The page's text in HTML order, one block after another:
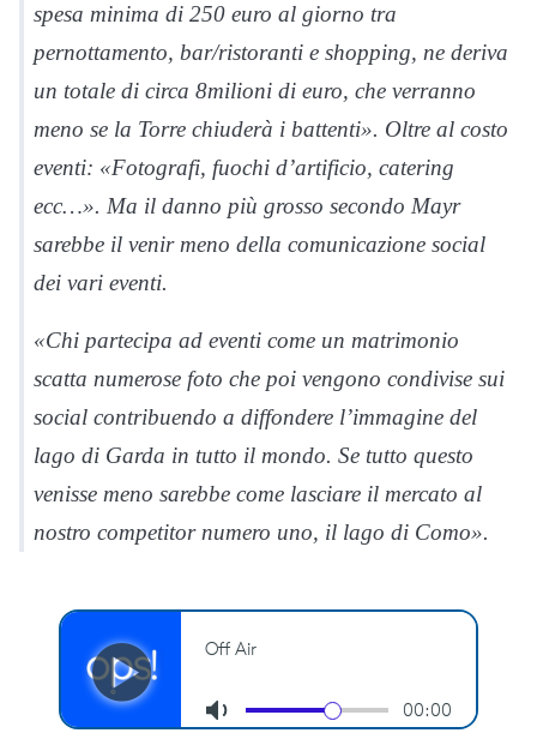
spesa minima di 250 euro al giorno tra
pernottamento, bar/ristoranti e shopping, ne deriva
un totale di circa 8milioni di euro, che verranno
meno se la Torre chiuderà i battenti». Oltre al costo
eventi: «Fotografi, fuochi d’artificio, catering
ecc…». Ma il danno più grosso secondo Mayr
sarebbe il venir meno della comunicazione social
dei vari eventi.
«Chi partecipa ad eventi come un matrimonio
scatta numerose foto che poi vengono condivise sui
social contribuendo a diffondere l’immagine del
lago di Garda in tutto il mondo. Se tutto questo
venisse meno sarebbe come lasciare il mercato al
nostro competitor numero uno, il lago di Como».